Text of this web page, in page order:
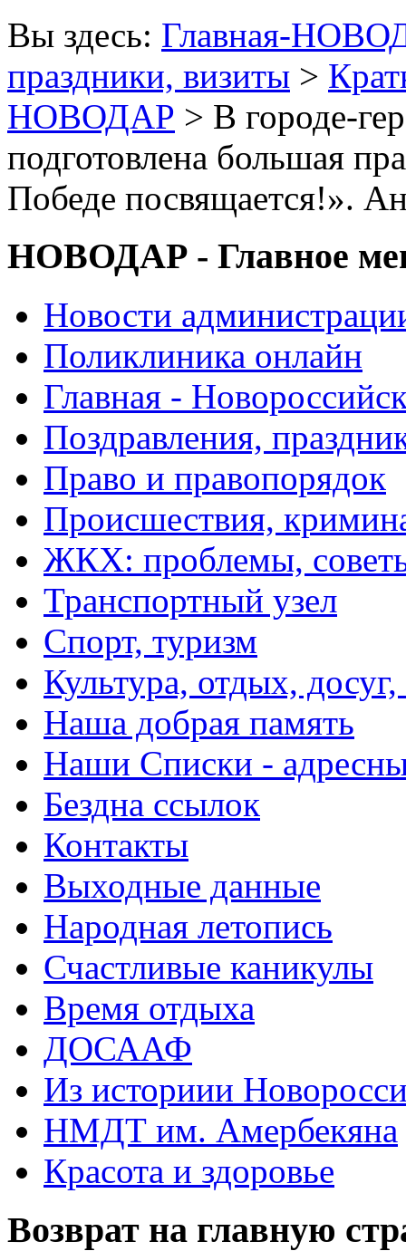
Вы здесь: Главная-
праздники, визиты >
НОВОДАР > В городе-
подготовлена большая
Победе посвящается!».
НОВОДАР - Главное
Новости
Поликлиника онлайн
Главная -
Поздравления,
Право и правопорядок
Происшествия,
ЖКХ: проблемы,
Транспортный узел
Спорт, туризм
Культура, отдых,
Наша добрая память
Наши Списки -
Бездна ссылок
Контакты
Выходные данные
Народная летопись
Счастливые каникулы
Время отдыха
ДОСААФ
Из историии
НМДТ им. Амербекяна
Красота и здоровье
Возврат на главную